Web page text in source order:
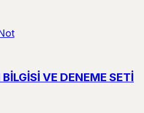
VE DENEME SETİ